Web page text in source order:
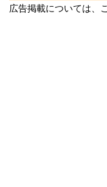
広告掲載については、